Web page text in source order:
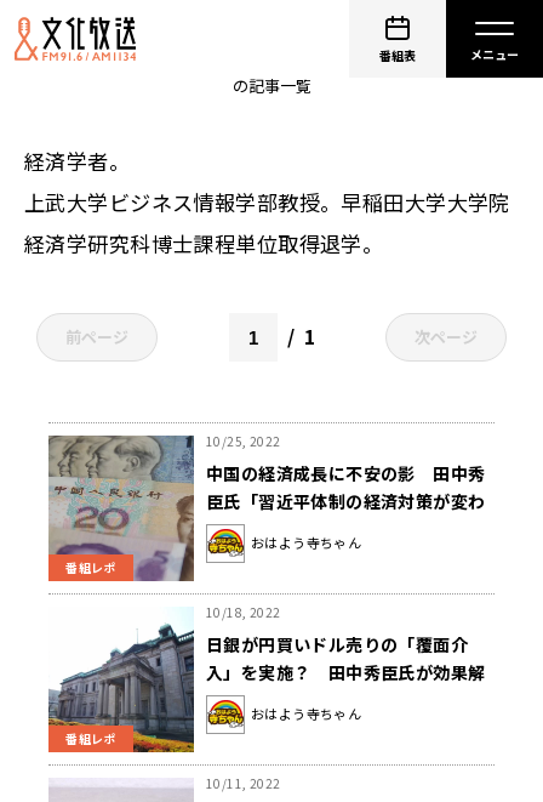
番組表
の記事一覧
経済学者。
上武大学ビジネス情報学部教授。早稲田大学大学院
経済学研究科博士課程単位取得退学。
前ページ 1 次ページ
番組レポ
10/25, 2022
中国の経済成長に不安の影 田中秀
臣氏「習近平体制の経済対策が変わ
らない限り、長期的な低迷も」
おはよう寺ちゃん
番組レポ
10/18, 2022
日銀が円買いドル売りの「覆面介
入」を実施？ 田中秀臣氏が効果解
説「長期的に見て変動が多少静まる
程度」
おはよう寺ちゃん
10/11, 2022